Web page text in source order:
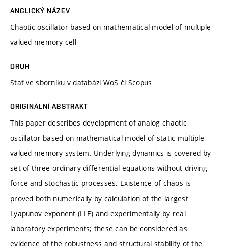
ANGLICKÝ NÁZEV
Chaotic oscillator based on mathematical model of multiple-
valued memory cell
DRUH
Stať ve sborníku v databázi WoS či Scopus
ORIGINÁLNÍ ABSTRAKT
This paper describes development of analog chaotic
oscillator based on mathematical model of static multiple-
valued memory system. Underlying dynamics is covered by
set of three ordinary differential equations without driving
force and stochastic processes. Existence of chaos is
proved both numerically by calculation of the largest
Lyapunov exponent (LLE) and experimentally by real
laboratory experiments; these can be considered as
evidence of the robustness and structural stability of the